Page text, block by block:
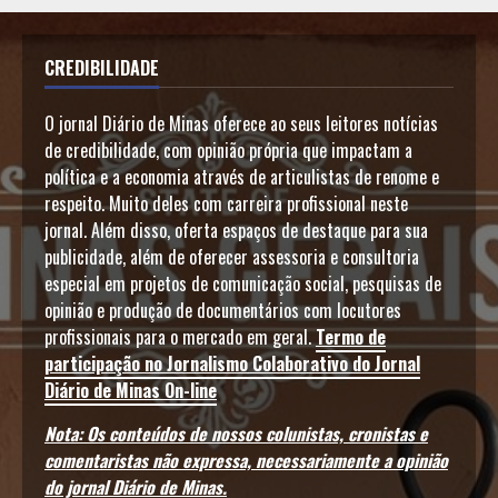
CREDIBILIDADE
O jornal Diário de Minas oferece ao seus leitores notícias
de credibilidade, com opinião própria que impactam a
política e a economia através de articulistas de renome e
respeito. Muito deles com carreira profissional neste
jornal. Além disso, oferta espaços de destaque para sua
publicidade, além de oferecer assessoria e consultoria
especial em projetos de comunicação social, pesquisas de
opinião e produção de documentários com locutores
profissionais para o mercado em geral.Termo de
participação no Jornalismo Colaborativo do Jornal
Diário de Minas On-line
Nota: Os conteúdos de nossos colunistas, cronistas e
comentaristas não expressa, necessariamente a opinião
do jornal Diário de Minas.